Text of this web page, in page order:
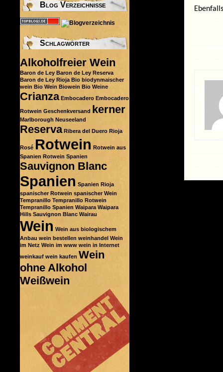
Blog Verzeichnisse
Schlagwörter
Alkoholfreier Wein
Baron de Ley Baron de Ley Reserva
Baron de Ley Rioja Bio biodynmaischer
wein Bio Wein Biowein Bio Weine
Crianza Embocadero Embocadero
Rotwein Geschenkversand kerner
Marlborough Neuseeland
Reserva Ribera del Duero Rioja
Rosé Rotwein Rotwein aus
Spanien Rotwein Spanien
Sauvignon Blanc
Spanien Spanien Rioja
spanischer Rotwein spanischer Wein
Tempranillo Tempranillo Rotwein
Tempranillo Spanien Waipara Waipara
Hills Sauvignon Blanc Wairau
Wein Wein aus biologischem
Anbau wein bestellen weinhandel Wein
im Netz Wein im www wein in Internet
weinkauf wein kaufen Wein
ohne Alkohol
Weißwein